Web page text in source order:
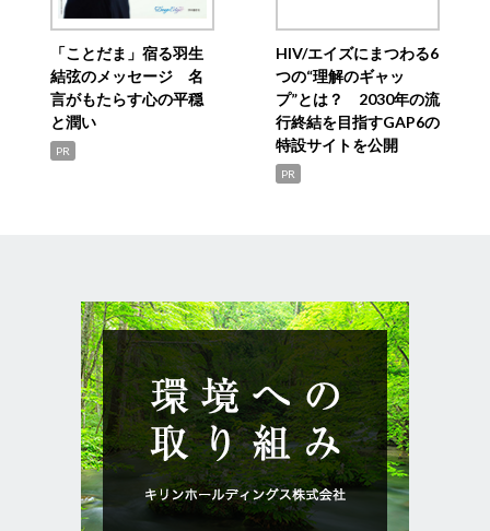
「ことだま」宿る羽生
結弦のメッセージ 名
言がもたらす心の平穏
と潤い
PR
HIV/エイズにまつわる6
つの“理解のギャッ
プ”とは？ 2030年の流
行終結を目指すGAP6の
特設サイトを公開
PR